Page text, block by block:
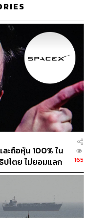
ทรัมป์มีอาการเหนื่อย
ลาเนียและทรัมป์มี
ระหว่างการทดลอง
ยาเสริมธาตุสังกะสี
มลาโทนิน สำหรับช่วย
ดินทางไปโรงพยาบาล
ลเตอร์ รีด ใกล้กรุง
นียบขาวเผยว่าเขาจะ
ร์ โดยกล่าวว่า “ผม
ำให้แน่ใจว่าทุกอย่าง
วรัสเรมเดซิเวียร์
ะถือหุ้น 100% ใน
ปไตย ไม่ยอมแลก
165